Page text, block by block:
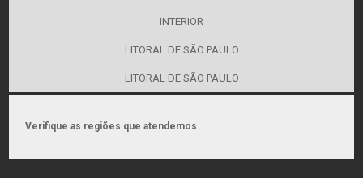
INTERIOR
LITORAL DE SÃO PAULO
LITORAL DE SÃO PAULO
Verifique as regiões que atendemos